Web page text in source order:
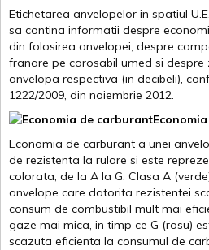
Etichetarea anvelopelor in spatiul
sa contina informatii despre
din folosirea anvelopei, despre
franare pe carosabil umed si
anvelopa respectiva (in decibeli),
1222/2009, din noiembrie 2012.
Economia de carburant a unei
de rezistenta la rulare si este
colorata, de la A la G. Clasa A
anvelope care datorita rezistentei
consum de combustibil mult mai
gaze mai mica, in timp ce G (rosu)
scazuta eficienta la consumul de